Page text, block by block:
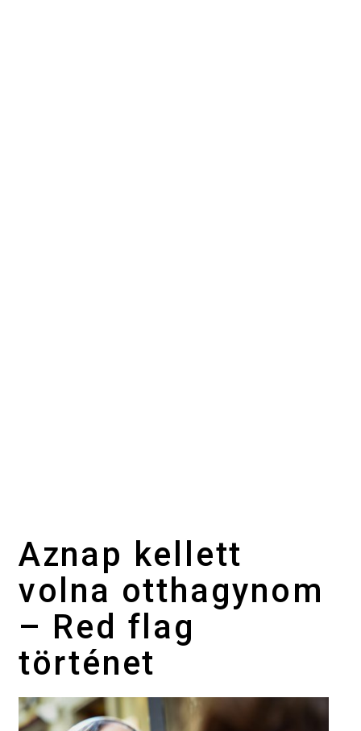
Aznap kellett
volna otthagynom
– Red flag
történet